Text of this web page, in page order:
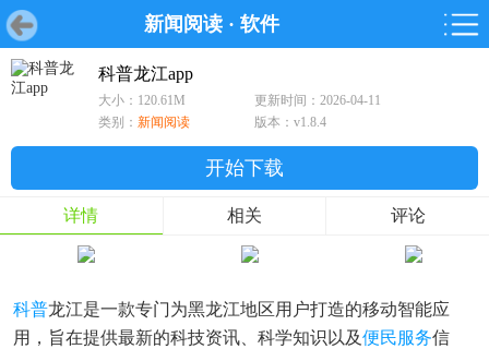
新闻阅读 · 软件
首页 游戏 软件
首页 游戏 软件 鸿蒙
游戏
鸿蒙
软件
科普龙江app
大小：120.61M
更新时间：2026-04-11
类别： 新闻阅读 版本：v1.8.4
开始下载
详情 相关 评论
科普龙江是一款专门为黑龙江地区用户打造的移动智能应
用，旨在提供最新的科技资讯、科学知识以及便民服务信